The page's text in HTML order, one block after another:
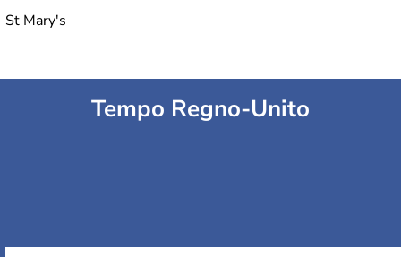
St Mary's
Tempo Regno-Unito